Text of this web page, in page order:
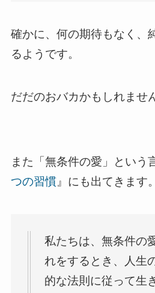
確かに、何の期待もなく、
るようです。
だだのおバカかもしれませ
また「無条件の愛」という
つの習慣』にも出てきます。
私たちは、無条件の
れをするとき、人生
的な法則に従って生